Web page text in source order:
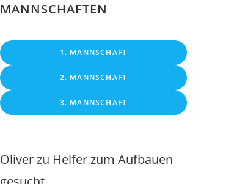
MANNSCHAFTEN
1. MANNSCHAFT
2. MANNSCHAFT
3. MANNSCHAFT
Oliverzu Helfer zum Aufbauen